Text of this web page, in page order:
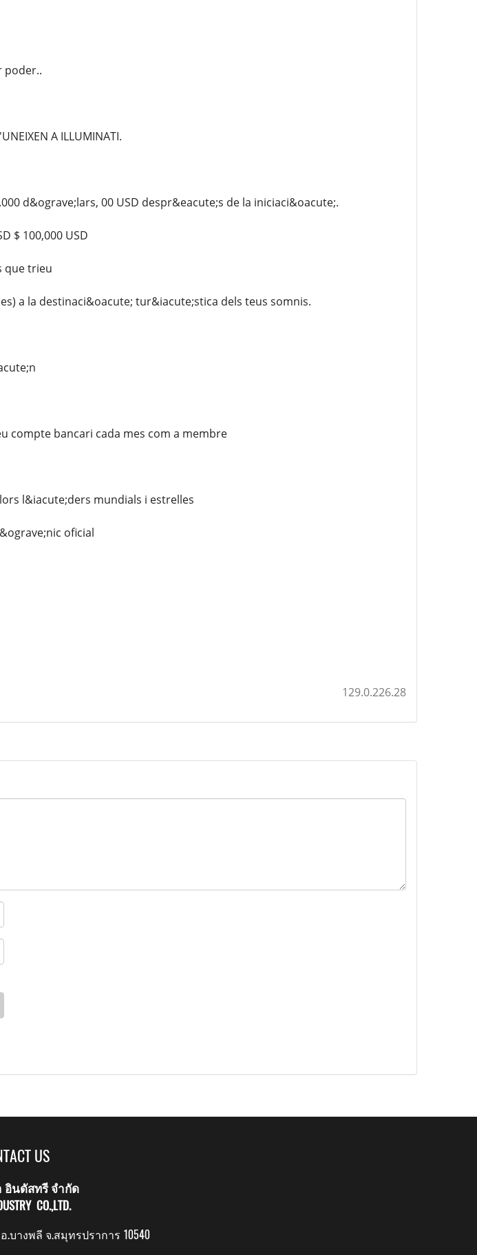
poder..
A ILLUMINATI.
d&ograve;lars, 00 USD despr&eacute;s de la iniciaci&oacute;.
$ 100,000 USD
que trieu
a la destinaci&oacute; tur&iacute;stica dels teus somnis.
compte bancari cada mes com a membre
l&iacute;ders mundials i estrelles
oficial
129.0.226.28
US
อินดัสทรี จำกัด
CO.,LTD.
บางพลี จ.สมุทรปราการ 10540